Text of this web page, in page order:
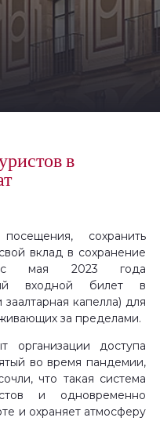
в
сохранить
вклад в сохранение
с мая
2023 года
входной билет в
капелла) для
за пределами.
организации доступа
во время пандемии,
что такая система
и одновременно
и охраняет атмосферу